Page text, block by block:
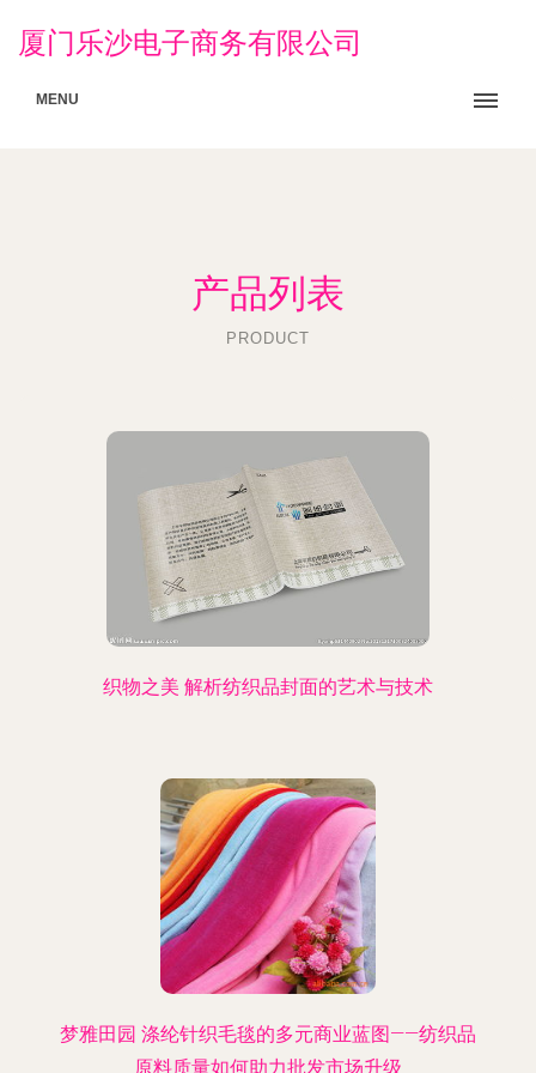
厦门乐沙电子商务有限公司
MENU
产品列表
PRODUCT
织物之美 解析纺织品封面的艺术与技术
梦雅田园 涤纶针织毛毯的多元商业蓝图——纺织品
原料质量如何助力批发市场升级